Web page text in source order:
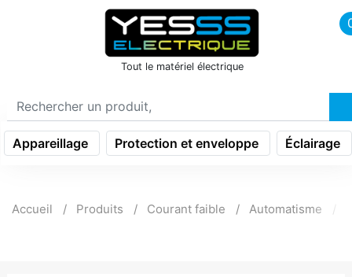
icon menu burger
Tout le matériel électrique
Appareillage Protection et enveloppe Éclairage
Accueil Produits Courant faible Automatisme